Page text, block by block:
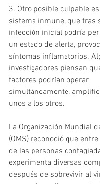
3. Otro posible culpable
sistema inmune, que tras
infección inicial podría
un estado de alerta,
síntomas inflamatorios.
investigadores piensan
factores podrían operar
simultáneamente,
unos a los otros.
La Organización Mundial
(OMS) reconoció que
de las personas
experimenta diversas
después de sobrevivir al